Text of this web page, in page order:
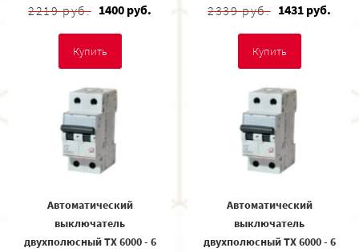
2219 руб. 1400 руб.
Купить
2339 руб. 1431 руб.
Купить
Автоматический
выключатель
двухполюсный TX 6000 - 6
Автоматический
выключатель
двухполюсный TX 6000 - 6